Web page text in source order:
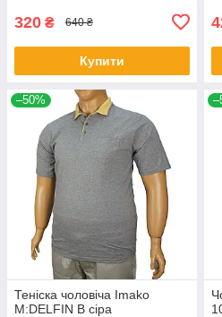
320 ₴ 640 ₴
Купити
–50%
Теніска чоловіча Imako
M:DELFIN В сіра